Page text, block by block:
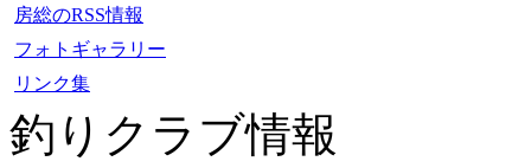
房総のRSS情報
フォトギャラリー
リンク集
釣りクラブ情報